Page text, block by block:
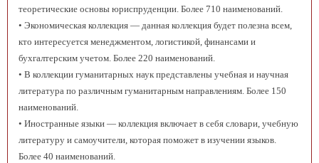
теоретические основы юриспруденции. Более 710 наименований.
• Экономическая коллекция — данная коллекция будет полезна всем,
кто интересуется менеджментом, логистикой, финансами и
бухгалтерским учетом. Более 220 наименований.
• В коллекции гуманитарных наук представлены учебная и научная
литература по различным гуманитарным направлениям. Более 150
наименований.
• Иностранные языки — коллекция включает в себя словари, учебную
литературу и самоучители, которая поможет в изучении языков.
Более 40 наименований.